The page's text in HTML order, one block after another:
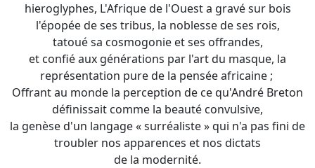
hieroglyphes, L'Afrique de l'Ouest a gravé sur bois
l'épopée de ses tribus, la noblesse de ses rois,
tatoué sa cosmogonie et ses offrandes,
et confié aux générations par l'art du masque, la
représentation pure de la pensée africaine ;
Offrant au monde la perception de ce qu'André Breton
définissait comme la beauté convulsive,
la genèse d'un langage « surréaliste » qui n'a pas fini de
troubler nos apparences et nos dictats
de la modernité.